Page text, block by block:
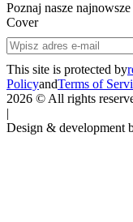
Poznaj nasze
Cover
This site is protected by
PolicyandTerms of
2026 © All rights
|
Design & development